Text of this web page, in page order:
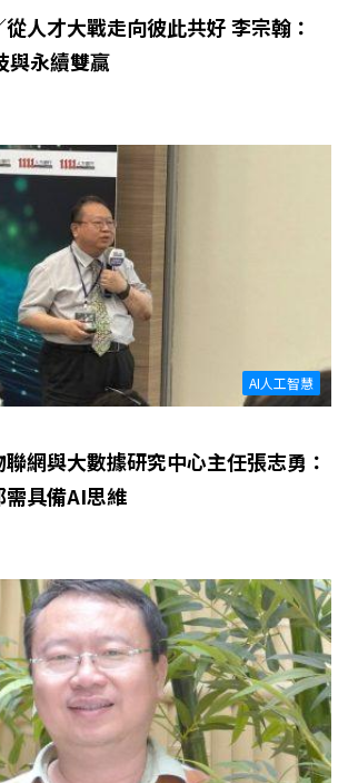
人才大戰走向彼此共好 李宗翰：
與永續雙贏
AI人工智慧
網與大數據研究中心主任張志勇：
具備AI思維